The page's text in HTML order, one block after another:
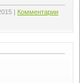
Комментарии